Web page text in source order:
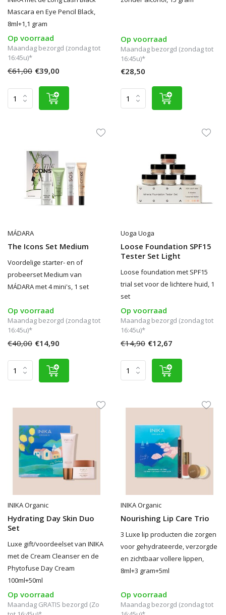
Mascara en Eye Pencil Black,
8ml+1,1 gram
Op voorraad
Maandag bezorgd (zondag tot
16:45u)*
€61,00 €39,00
Op voorraad
Maandag bezorgd (zondag tot
16:45u)*
€28,50
MÁDARA
The Icons Set Medium
Voordelige starter- en of
probeerset Medium van
MÁDARA met 4 mini's, 1 set
Op voorraad
Maandag bezorgd (zondag tot
16:45u)*
€40,00 €14,90
Uoga Uoga
Loose Foundation SPF15
Tester Set Light
Loose foundation met SPF15
trial set voor de lichtere huid, 1
set
Op voorraad
Maandag bezorgd (zondag tot
16:45u)*
€14,90 €12,67
INIKA Organic
Hydrating Day Skin Duo
Set
Luxe gift/voordeelset van INIKA
met de Cream Cleanser en de
Phytofuse Day Cream
100ml+50ml
Op voorraad
Maandag GRATIS bezorgd (Zo
INIKA Organic
Nourishing Lip Care Trio
3 Luxe lip producten die zorgen
voor gehydrateerde, verzorgde
en zichtbaar vollere lippen,
8ml+3 gram+5ml
Op voorraad
Maandag bezorgd (zondag tot